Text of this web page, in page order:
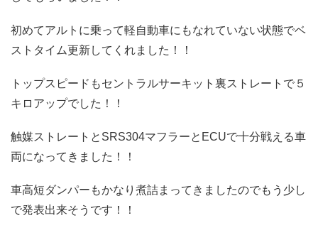
初めてアルトに乗って軽自動車にもなれていない状態でベ
ストタイム更新してくれました！！
トップスピードもセントラルサーキット裏ストレートで５
キロアップでした！！
触媒ストレートとSRS304マフラーとECUで十分戦える車
両になってきました！！
車高短ダンパーもかなり煮詰まってきましたのでもう少し
で発表出来そうです！！